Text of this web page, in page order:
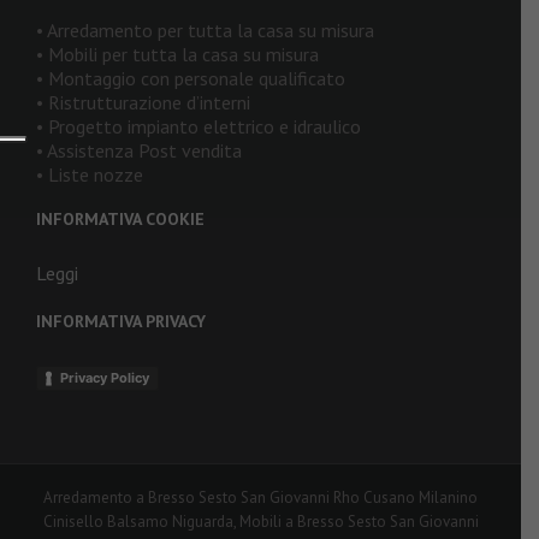
• Arredamento per tutta la casa su misura
• Mobili per tutta la casa su misura
• Montaggio con personale qualificato
• Ristrutturazione d’interni
• Progetto impianto elettrico e idraulico
• Assistenza Post vendita
• Liste nozze
INFORMATIVA COOKIE
Leggi
INFORMATIVA PRIVACY
Privacy Policy
Arredamento a Bresso Sesto San Giovanni Rho Cusano Milanino
Cinisello Balsamo Niguarda, Mobili a Bresso Sesto San Giovanni